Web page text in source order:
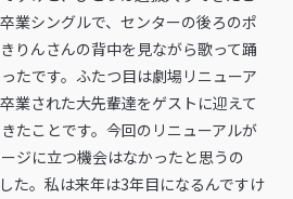
業シングルで、センターの後ろのポ
りんさんの背中を見ながら歌って踊
たです。ふたつ目は劇場リニューア
業された大先輩達をゲストに迎えて
たことです。今回のリニューアルが
ジに立つ機会はなかったと思うの
た。私は来年は3年目になるんですけ